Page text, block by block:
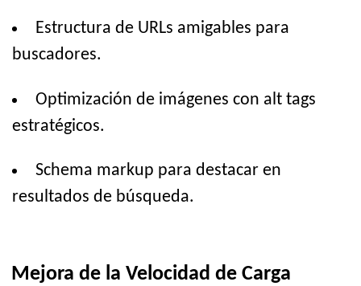
Estructura de URLs amigables para
buscadores.
Optimización de imágenes con alt tags
estratégicos.
Schema markup para destacar en
resultados de búsqueda.
Mejora de la Velocidad de Carga